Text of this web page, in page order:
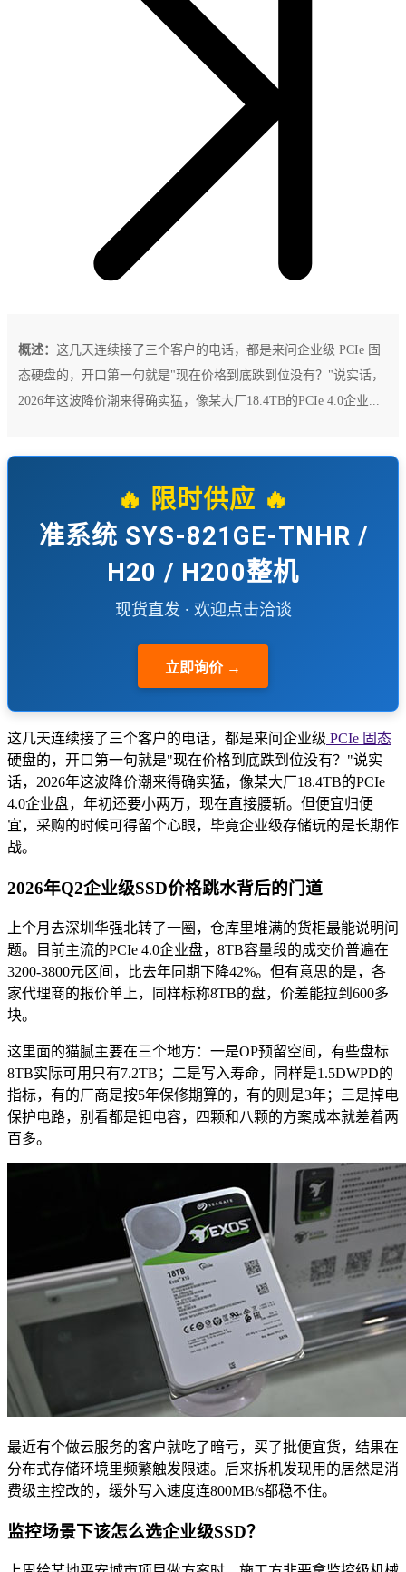
概述： 这几天连续接了三个客户的电话，都是来问企业级 PCIe 固
态硬盘的，开口第一句就是"现在价格到底跌到位没有？"说实话，
2026年这波降价潮来得确实猛，像某大厂18.4TB的PCIe 4.0企业...
🔥 限时供应 🔥
准系统 SYS-821GE-TNHR /
H20 / H200整机
现货直发 · 欢迎点击洽谈
立即询价 →
这几天连续接了三个客户的电话，都是来问企业级 PCIe 固态
硬盘的，开口第一句就是"现在价格到底跌到位没有？"说实
话，2026年这波降价潮来得确实猛，像某大厂18.4TB的PCIe
4.0企业盘，年初还要小两万，现在直接腰斩。但便宜归便
宜，采购的时候可得留个心眼，毕竟企业级存储玩的是长期作
战。
2026年Q2企业级SSD价格跳水背后的门道
上个月去深圳华强北转了一圈，仓库里堆满的货柜最能说明问
题。目前主流的PCIe 4.0企业盘，8TB容量段的成交价普遍在
3200-3800元区间，比去年同期下降42%。但有意思的是，各
家代理商的报价单上，同样标称8TB的盘，价差能拉到600多
块。
这里面的猫腻主要在三个地方：一是OP预留空间，有些盘标
8TB实际可用只有7.2TB；二是写入寿命，同样是1.5DWPD的
指标，有的厂商是按5年保修期算的，有的则是3年；三是掉电
保护电路，别看都是钽电容，四颗和八颗的方案成本就差着两
百多。
最近有个做云服务的客户就吃了暗亏，买了批便宜货，结果在
分布式存储环境里频繁触发限速。后来拆机发现用的居然是消
费级主控改的，缓外写入速度连800MB/s都稳不住。
监控场景下该怎么选企业级SSD？